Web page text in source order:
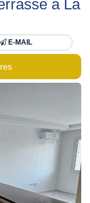
à La
E-MAIL